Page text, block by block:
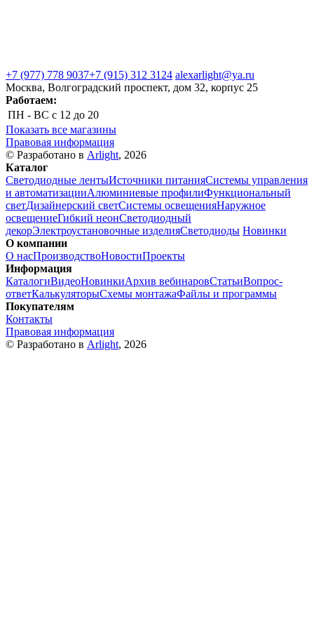
+7 (977) 778 9037+7 (915) 312 3124 alexarlight@ya.ru
Москва, Волгоградский проспект, дом 32, корпус 25
Работаем:
ПН - ВС с 12 до 20
Показать все магазины
Правовая информация
© Разработано в Arlight, 2026
Каталог
Светодиодные лентыИсточники питанияСистемы управления
и автоматизацииАлюминиевые профилиФункциональный
светДизайнерский светСистемы освещенияНаружное
освещениеГибкий неонСветодиодный
декорЭлектроустановочные изделияСветодиоды Новинки
О компании
О насПроизводствоНовостиПроекты
Информация
КаталогиВидеоНовинкиАрхив вебинаровСтатьиВопрос-
ответКалькуляторыСхемы монтажаФайлы и программы
Покупателям
Контакты
Правовая информация
© Разработано в Arlight, 2026